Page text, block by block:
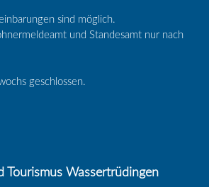
sind möglich.
und Standesamt nur nach
geschlossen.
Tourismus Wassertrüdingen